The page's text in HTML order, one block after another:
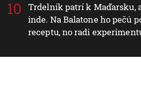
Trdelník patrí k Maďarsku,
inde. Na Balatone ho pečú
receptu, no radi